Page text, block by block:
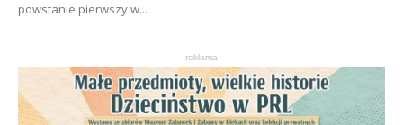
powstanie pierwszy w...
- reklama -